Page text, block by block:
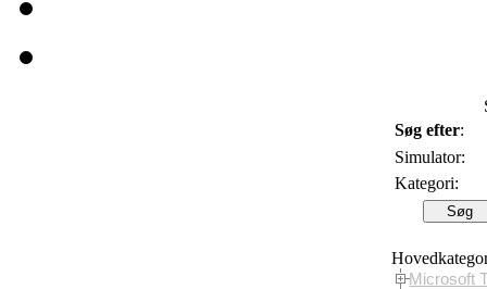
Søg efter:
Simulator:
Kategori:
Microsoft